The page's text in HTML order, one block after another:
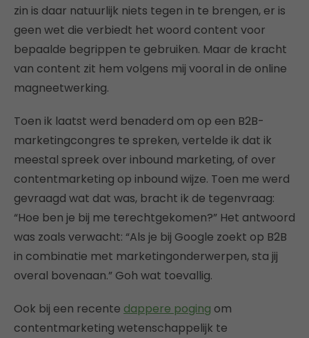
zin is daar natuurlijk niets tegen in te brengen, er is
geen wet die verbiedt het woord content voor
bepaalde begrippen te gebruiken. Maar de kracht
van content zit hem volgens mij vooral in de online
magneetwerking.
Toen ik laatst werd benaderd om op een B2B-
marketingcongres te spreken, vertelde ik dat ik
meestal spreek over inbound marketing, of over
contentmarketing op inbound wijze. Toen me werd
gevraagd wat dat was, bracht ik de tegenvraag:
“Hoe ben je bij me terechtgekomen?” Het antwoord
was zoals verwacht: “Als je bij Google zoekt op B2B
in combinatie met marketingonderwerpen, sta jij
overal bovenaan.” Goh wat toevallig.
Ook bij een recente dappere poging om
contentmarketing wetenschappelijk te